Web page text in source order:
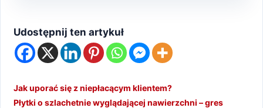
Udostępnij ten artykuł
Jak uporać się z niepłacącym klientem?
Płytki o szlachetnie wyglądającej nawierzchni – gres